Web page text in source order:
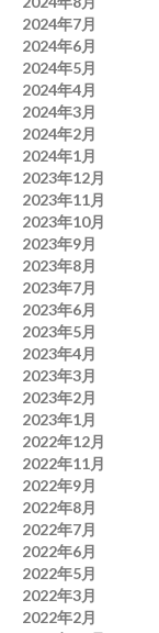
2024年7月
2024年6月
2024年5月
2024年4月
2024年3月
2024年2月
2024年1月
2023年12月
2023年11月
2023年10月
2023年9月
2023年8月
2023年7月
2023年6月
2023年5月
2023年4月
2023年3月
2023年2月
2023年1月
2022年12月
2022年11月
2022年9月
2022年8月
2022年7月
2022年6月
2022年5月
2022年3月
2022年2月